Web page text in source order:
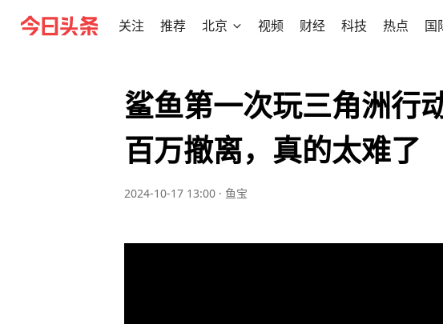
关注 推荐 北京 视频 财经 科技 热点 国
鲨鱼第一次玩三角洲行
百万撤离，真的太难了
2024-10-17 13:00 · 鱼宝